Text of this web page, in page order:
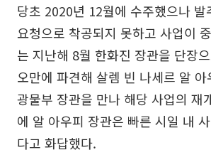
당초 2020년 12월에 수주했으나 발
요청으로 착공되지 못하고 사업이
는 지난해 8월 한화진 장관을 단장
오만에 파견해 살렘 빈 나세르 알 아
광물부 장관을 만나 해당 사업의 재
에 알 아우피 장관은 빠른 시일 내
다고 화답했다.